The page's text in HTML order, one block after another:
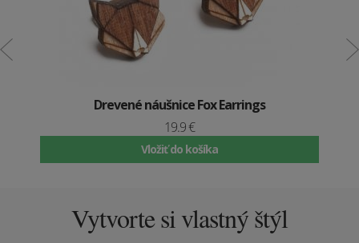
Drevené náušnice Fox Earrings
19.9 €
Vložiť do košíka
Vytvorte si vlastný štýl